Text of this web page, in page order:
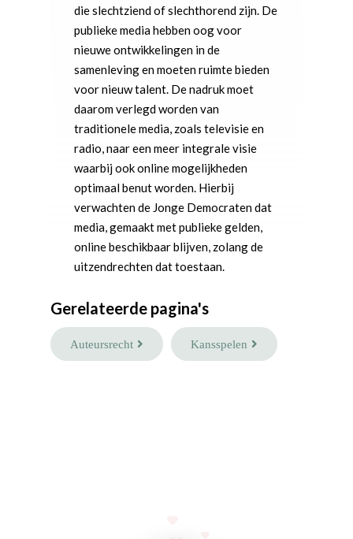
die slechtziend of slechthorend zijn. De
publieke media hebben oog voor
nieuwe ontwikkelingen in de
samenleving en moeten ruimte bieden
voor nieuw talent. De nadruk moet
daarom verlegd worden van
traditionele media, zoals televisie en
radio, naar een meer integrale visie
waarbij ook online mogelijkheden
optimaal benut worden. Hierbij
verwachten de Jonge Democraten dat
media, gemaakt met publieke gelden,
online beschikbaar blijven, zolang de
uitzendrechten dat toestaan.
Gerelateerde pagina's
Auteursrecht Kansspelen